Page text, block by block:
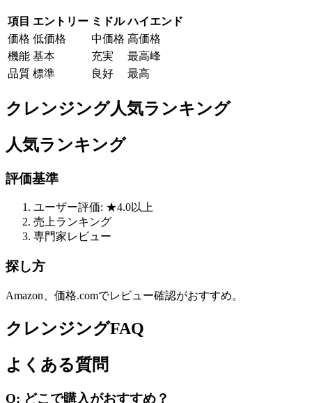
項目 エントリー ミドル ハイエンド
価格 低価格 中価格 高価格
機能 基本 充実
最高峰
品質 標準 良好 最高
クレンジング人気ランキング
人気ランキング
評価基準
ユーザー評価: ★4.0以上
売上ランキング
専門家レビュー
探し方
Amazon、価格.comでレビュー確認がおすすめ。
クレンジングFAQ
よくある質問
Q: どこで購入がおすすめ？